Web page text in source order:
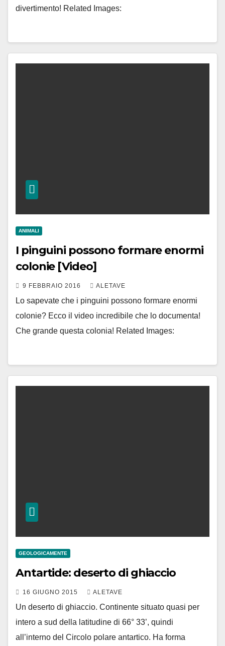
divertimento! Related Images:
ANIMALI
I pinguini possono formare enormi
colonie [Video]
9 FEBBRAIO 2016 ALETAVE
Lo sapevate che i pinguini possono formare enormi
colonie? Ecco il video incredibile che lo documenta!
Che grande questa colonia! Related Images:
GEOLOGICAMENTE
Antartide: deserto di ghiaccio
16 GIUGNO 2015 ALETAVE
Un deserto di ghiaccio. Continente situato quasi per
intero a sud della latitudine di 66° 33’, quindi
all’interno del Circolo polare antartico. Ha forma